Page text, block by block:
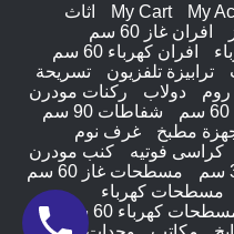
My
My Cart
اثاث
افران غاز 60 سم
افران كهرباء 60 سم
ترابيزة تلفزيون
تسريحة
روم دولاب
ركنات مودرن
شفاطات 90 سم
مطبخ
غرف نوم
كراسى فوتيه
كنب مودرن
مسطحات غاز 60 سم
مسطحات كهرباء
كهرباء 60 سم